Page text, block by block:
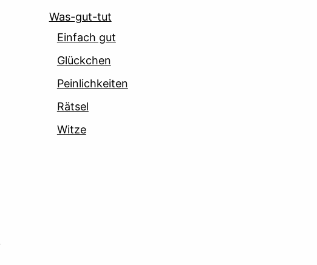
Was-gut-tut
Einfach gut
Glückchen
Peinlichkeiten
Rätsel
Witze